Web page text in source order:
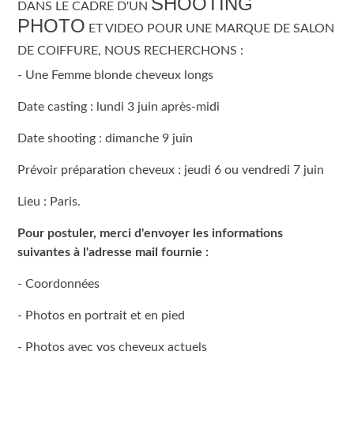
DANS LE CADRE D'UN
PHOTO ET VIDEO POUR UNE MARQUE DE SALON
DE COIFFURE, NOUS RECHERCHONS :
- Une Femme blonde cheveux longs
Date casting : lundi 3 juin après-midi
Date shooting : dimanche 9 juin
Prévoir préparation cheveux : jeudi 6 ou vendredi 7 juin
Lieu : Paris.
Pour postuler, merci d'envoyer les informations
suivantes à l'adresse mail fournie :
- Coordonnées
- Photos en portrait et en pied
- Photos avec vos cheveux actuels